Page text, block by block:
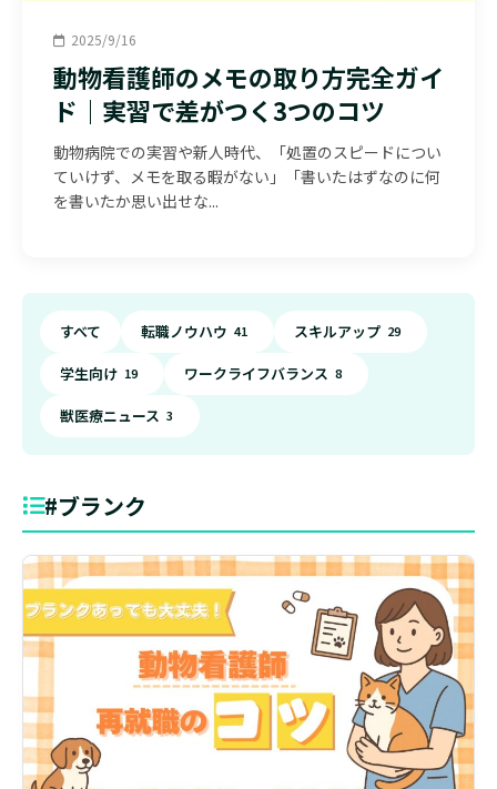
2025/9/16
動物看護師のメモの取り方完全ガイ
ド｜実習で差がつく3つのコツ
動物病院での実習や新人時代、「処置のスピードについ
ていけず、メモを取る暇がない」「書いたはずなのに何
を書いたか思い出せな...
すべて 転職ノウハウ 41 スキルアップ 29
学生向け 19 ワークライフバランス 8
獣医療ニュース 3
#ブランク